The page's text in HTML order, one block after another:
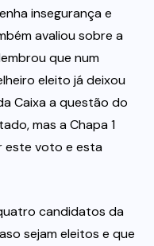
insegurança e
avaliou sobre a
que num
eleito já deixou
Caixa a questão do
mas a Chapa 1
este voto e esta
candidatos da
sejam eleitos e que